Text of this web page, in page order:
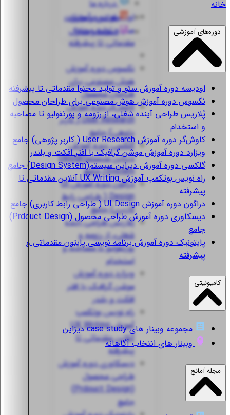
اودیسهدوره آموزش
سئو و تولید محتوا
مقدماتی تا پیشرفته
نکسوسدوره آموزش
هوش مصنوعی برای
طراحان محصول
کاوش‌گردوره آموزش
User Research ( کاربر
پژوهی) جامع
گلکسیدوره آموزش
دیزاین سیستم(Design
System) جامع
دراگون
دوره آموزش UI
Design ( طراحی رابط
کاربری) جامع
پُلاریسطراحی آینده
شغلی، از رزومه و
پورتفولیو تا مصاحبه و
استخدام
ویزارددوره آموزش
موشن گرافیک با افتر
افکت و بلندر
راه نویسبوتکمپ
آموزش UX Writing
آنلاین مقدماتی تا
پیشرفته
دیسکاوریدوره آموزش
طراحی محصول
جامع
درباره ما
قوانین و مقررات
استعلام مدارک
خانه
دوره‌های آموزشی
اودیسهدوره آموزش سئو و تولید محتوا مقدماتی تا پیشرفته
نکسوسدوره آموزش هوش مصنوعی برای طراحان محصول
پُلاریسطراحی آینده شغلی، از رزومه و پورتفولیو تا مصاحبه
و استخدام
کاوش‌گردوره آموزش User Research ( کاربر پژوهی) جامع
ویزارددوره آموزش موشن گرافیک با افتر افکت و بلندر
گلکسیدوره آموزش دیزاین سیستم(Design System) جامع
راه نویس
بوتکمپ آموزش UX Writing آنلاین مقدماتی تا
پیشرفته
دراگوندوره آموزش UI Design ( طراحی رابط کاربری) جامع
دیسکاوری
دوره آموزش طراحی محصول (Prdouct Design)
جامع
پایتونیکدوره آموزش برنامه نویسی پایتون مقدماتی و
پیشرفته
کامیونیتی
مجموعه وبینار های case study دیزاین
وبینار های انتخاب آگاهانه
مجله آمانج